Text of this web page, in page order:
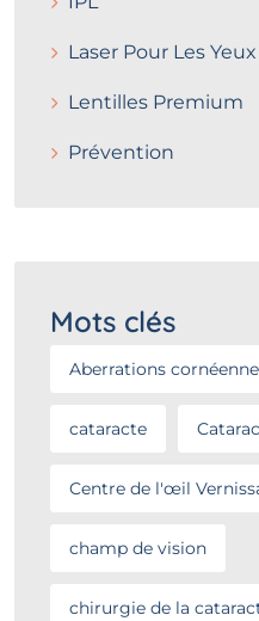
Laser Pour Les Yeux
Lentilles Premium
Prévention
Mots clés
Aberrations
cataracte
Centre de l'œil
champ de vision
chirurgie de la